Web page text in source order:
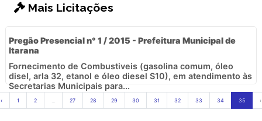
Mais Licitações
Pregão Presencial n° 1 / 2015 - Prefeitura Municipal de
Itarana
Fornecimento de Combustiveis (gasolina comum, óleo
disel, arla 32, etanol e óleo diesel S10), em atendimento às
Secretarias Municipais para...
‹ 1 2 27 28 29 30 31 32 33 34 35 ›